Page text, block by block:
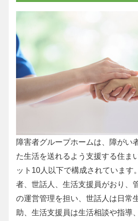
障害者グループホームは、障がい
た生活を送れるよう支援する住ま
ット10人以下で構成されています
者、世話人、生活支援員がおり、
の運営管理を担い、世話人は日常
助、生活支援員は生活相談や指導